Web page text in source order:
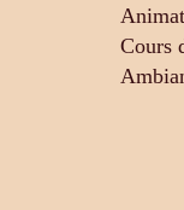
Cours